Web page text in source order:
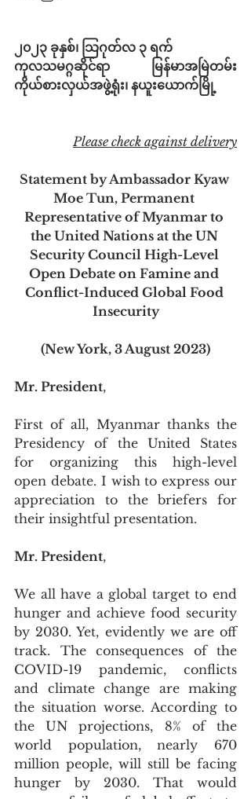
၂၀၂၃ ခုနှစ်၊ သြဂုတ်လ ၃ ရက်
ကုလသမဂ္ဂဆိုင်ရာ မြန်မာအမြဲတမ်း
ကိုယ်စားလှယ်အဖွဲ့ရုံး၊ နယူးယောက်မြို့
Please check against delivery
Statement by Ambassador Kyaw
Moe Tun, Permanent
Representative of Myanmar to
the United Nations at the UN
Security Council High-Level
Open Debate on Famine and
Conflict-Induced Global Food
Insecurity
(New York, 3 August 2023)
Mr. President,
First of all, Myanmar thanks the
Presidency of the United States
for organizing this high-level
open debate. I wish to express our
appreciation to the briefers for
their insightful presentation.
Mr. President,
We all have a global target to end
hunger and achieve food security
by 2030. Yet, evidently we are off
track. The consequences of the
COVID-19 pandemic, conflicts
and climate change are making
the situation worse. According to
the UN projections, 8% of the
world population, nearly 670
million people, will still be facing
hunger by 2030. That would